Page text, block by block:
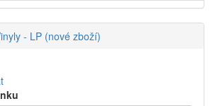
- LP (nové zboží)